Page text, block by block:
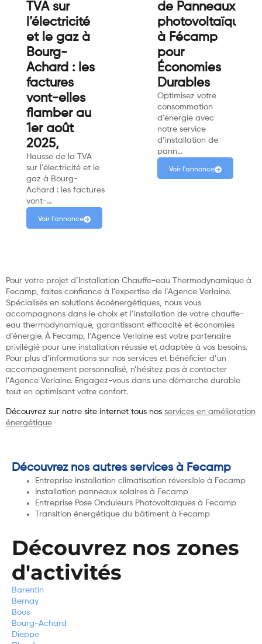
TVA sur
l’électricité
et le gaz à
Bourg-
Achard : les
factures
vont-elles
flamber au
1er août
2025,
Hausse de la TVA
sur l’électricité et le
gaz à Bourg-
Achard : les factures
vont-…
Voir l'annonce
de Panneaux
photovoltaïques
à Fécamp
pour
Économies
Durables
Optimisez votre
consommation
d’énergie avec
notre service
d’installation de
pann…
Voir l'annonce
Pour votre projet d’Installation Chauffe-eau Thermodynamique à
Fecamp, faites confiance à l’expertise de l’Agence Verlaine.
Spécialisés en solutions écoénergétiques, nous vous
accompagnons dans le choix et l’installation de votre chauffe-
eau thermodynamique, garantissant efficacité et économies
d’énergie. À Fecamp, l’Agence Verlaine est votre partenaire
privilégié pour une installation réussie et adaptée à vos besoins.
Pour plus d’informations sur nos services et bénéficier d’un
accompagnement personnalisé, n’hésitez pas à contacter
l’Agence Verlaine. Engagez-vous dans une démarche durable
tout en optimisant votre confort.
Découvrez sur notre site internet tous nos services en amélioration
énergétique
Découvrez nos autres services à Fecamp
Entreprise installation climatisation réversible à Fecamp
Installation panneaux solaires à Fecamp
Entreprise Pose Onduleurs Photovoltaïques à Fecamp
Transition énergétique du bâtiment à Fecamp
Découvrez nos zones
d'activités
Barentin
Bernay
Boos
Bourg-Achard
Dieppe